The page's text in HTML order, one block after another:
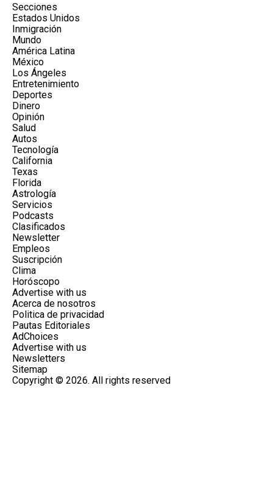
Secciones
Estados Unidos
Inmigración
Mundo
América Latina
México
Los Ángeles
Entretenimiento
Deportes
Dinero
Opinión
Salud
Autos
Tecnología
California
Texas
Florida
Astrología
Servicios
Podcasts
Clasificados
Newsletter
Empleos
Suscripción
Clima
Horóscopo
Advertise with us
Acerca de nosotros
Politica de privacidad
Pautas Editoriales
AdChoices
Advertise with us
Newsletters
Sitemap
Copyright © 2026. All rights reserved